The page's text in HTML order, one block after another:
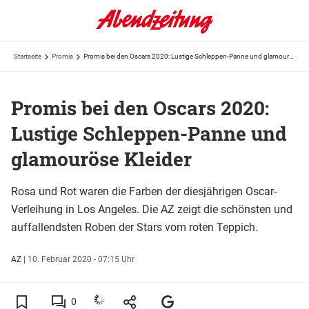
Startseite Promis Promis bei den Oscars 2020: Lustige Schleppen-Panne und glamouröse Kleider
Promis bei den Oscars 2020:
Lustige Schleppen-Panne und
glamouröse Kleider
Rosa und Rot waren die Farben der diesjährigen Oscar-
Verleihung in Los Angeles. Die AZ zeigt die schönsten und
auffallendsten Roben der Stars vom roten Teppich.
AZ | 10. Februar 2020 - 07:15 Uhr
0